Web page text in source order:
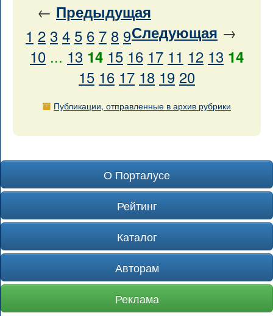
← Предыдущая
Следующая →
1 2 3 4 5 6 7 8 9
10 ... 13 14 15 16 17 11 12 13 14
15 16 17 18 19 20
Публикации, отправленные в архив рубрики
О Порталусе
Рейтинг
Каталог
Авторам
Реклама